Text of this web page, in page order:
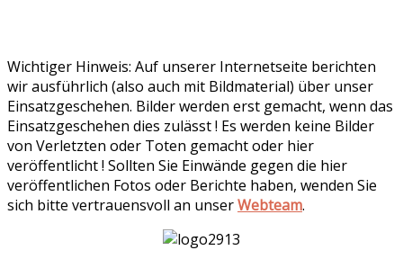
Wichtiger Hinweis: Auf unserer Internetseite berichten
wir ausführlich (also auch mit Bildmaterial) über unser
Einsatzgeschehen. Bilder werden erst gemacht, wenn das
Einsatzgeschehen dies zulässt ! Es werden keine Bilder
von Verletzten oder Toten gemacht oder hier
veröffentlicht ! Sollten Sie Einwände gegen die hier
veröffentlichen Fotos oder Berichte haben, wenden Sie
sich bitte vertrauensvoll an unserWebteam.